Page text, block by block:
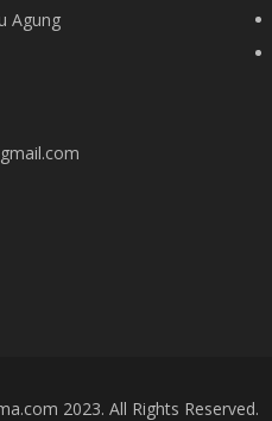
Agung
2023. All Rights Reserved.